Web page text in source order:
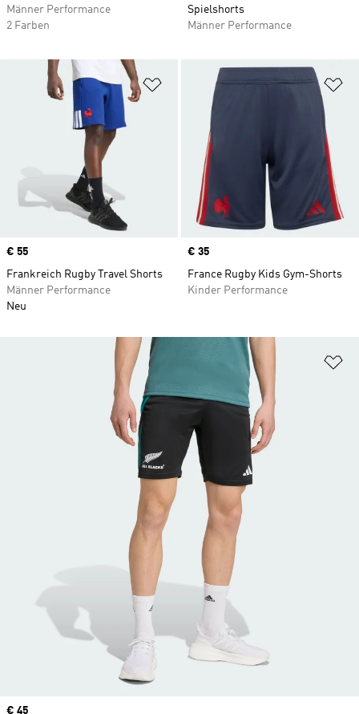
Männer Performance
2 Farben
Spielshorts
Männer Performance
Zur Wunschliste hinzufügen
Price
€ 55
Frankreich Rugby Travel Shorts
Männer Performance
Neu
Price
€ 35
France Rugby Kids Gym-Shorts
Kinder Performance
Price
€ 45